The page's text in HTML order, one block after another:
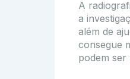
A
a
além de
consegue
podem ser